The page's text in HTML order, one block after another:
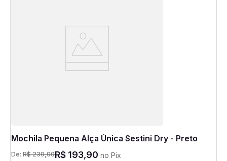
Mochila Pequena Alça Única Sestini Dry - Preto
De: R$ 239,90R$ 193,90 no Pix